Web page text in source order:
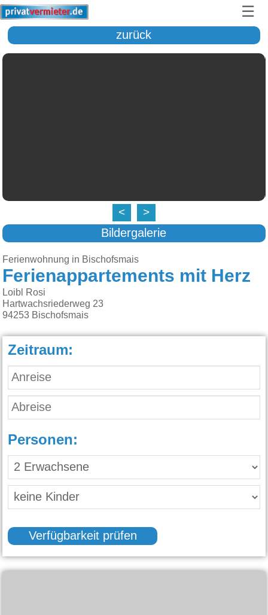
☰
zurück
< >
Bildergalerie
Ferienwohnung in Bischofsmais
Ferienappartements mit Herz
Loibl Rosi
Hartwachsriederweg 23
94253 Bischofsmais
Zeitraum:
Personen:
Verfügbarkeit prüfen